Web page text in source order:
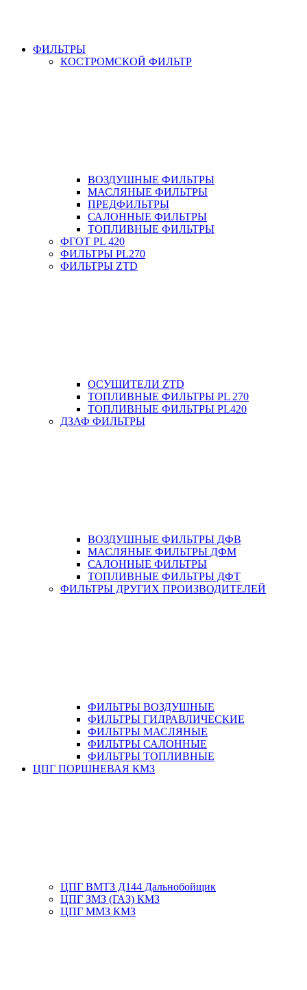
ФИЛЬТРЫ
КОСТРОМСКОЙ ФИЛЬТР
ВОЗДУШНЫЕ ФИЛЬТРЫ
МАСЛЯНЫЕ ФИЛЬТРЫ
ПРЕДФИЛЬТРЫ
САЛОННЫЕ ФИЛЬТРЫ
ТОПЛИВНЫЕ ФИЛЬТРЫ
ФГОТ PL 420
ФИЛЬТРЫ PL270
ФИЛЬТРЫ ZTD
ОСУШИТЕЛИ ZTD
ТОПЛИВНЫЕ ФИЛЬТРЫ PL 270
ТОПЛИВНЫЕ ФИЛЬТРЫ PL420
ДЗАФ ФИЛЬТРЫ
ВОЗДУШНЫЕ ФИЛЬТРЫ ДФВ
МАСЛЯНЫЕ ФИЛЬТРЫ ДФМ
САЛОННЫЕ ФИЛЬТРЫ
ТОПЛИВНЫЕ ФИЛЬТРЫ ДФТ
ФИЛЬТРЫ ДРУГИХ ПРОИЗВОДИТЕЛЕЙ
ФИЛЬТРЫ ВОЗДУШНЫЕ
ФИЛЬТРЫ ГИДРАВЛИЧЕСКИЕ
ФИЛЬТРЫ МАСЛЯНЫЕ
ФИЛЬТРЫ САЛОННЫЕ
ФИЛЬТРЫ ТОПЛИВНЫЕ
ЦПГ ПОРШНЕВАЯ КМЗ
ЦПГ ВМТЗ Д144 Дальнобойщик
ЦПГ ЗМЗ (ГАЗ) КМЗ
ЦПГ ММЗ КМЗ